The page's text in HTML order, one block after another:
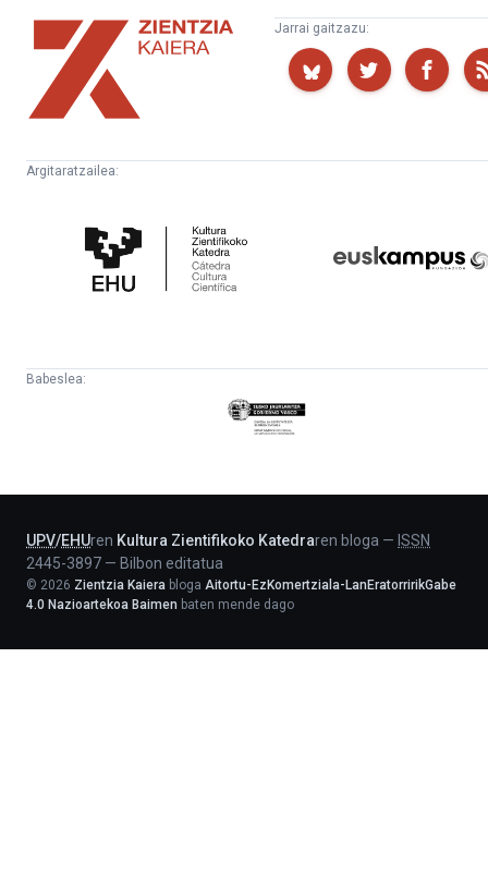
Zientzia
Kaiera
Jarrai gaitzazu:
Argitaratzailea:
Zientifikoko
Katedra
Babeslea:
Eusko
Jaurlaritza
UPV/EHUren Kultura Zientifikoko Katedraren bloga — ISSN
2445-3897 — Bilbon editatua
© 2026 Zientzia Kaiera bloga Aitortu-EzKomertziala-LanEratorririkGabe
4.0 Nazioartekoa Baimen baten mende dago